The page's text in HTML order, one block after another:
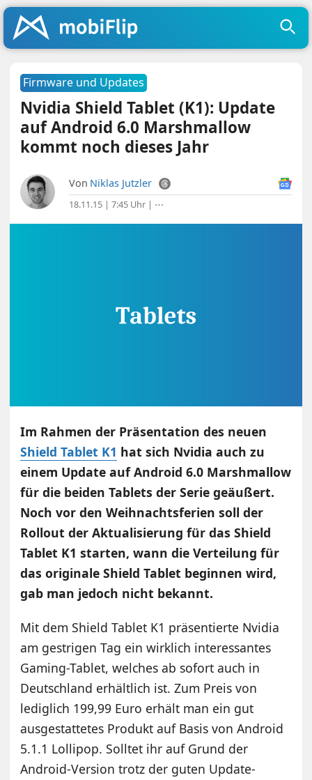
Firmware und Updates
Nvidia Shield Tablet (K1): Update
auf Android 6.0 Marshmallow
kommt noch dieses Jahr
Von Niklas Jutzler
18.11.15 | 7:45 Uhr | ⋯
Im Rahmen der Präsentation des neuen
Shield Tablet K1 hat sich Nvidia auch zu
einem Update auf Android 6.0 Marshmallow
für die beiden Tablets der Serie geäußert.
Noch vor den Weihnachtsferien soll der
Rollout der Aktualisierung für das Shield
Tablet K1 starten, wann die Verteilung für
das originale Shield Tablet beginnen wird,
gab man jedoch nicht bekannt.
Mit dem Shield Tablet K1 präsentierte Nvidia
am gestrigen Tag ein wirklich interessantes
Gaming-Tablet, welches ab sofort auch in
Deutschland erhältlich ist. Zum Preis von
lediglich 199,99 Euro erhält man ein gut
ausgestattetes Produkt auf Basis von Android
5.1.1 Lollipop. Solltet ihr auf Grund der
Android-Version trotz der guten Update-